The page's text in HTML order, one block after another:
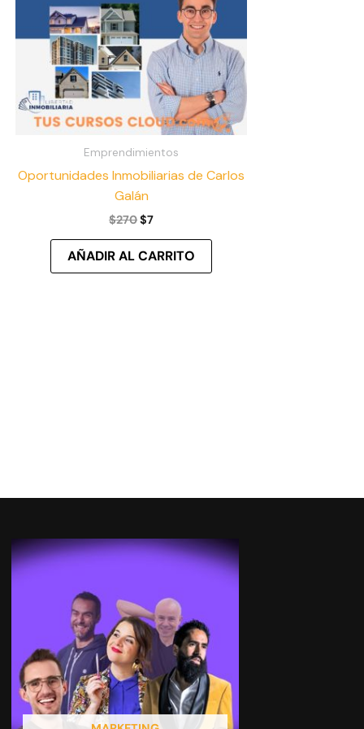
Emprendimientos
Oportunidades Inmobiliarias de Carlos
Galán
$270$7
AÑADIR AL CARRITO